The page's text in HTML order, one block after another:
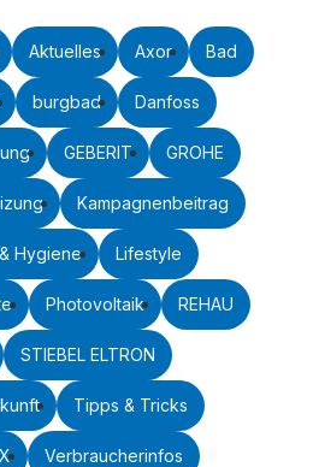
Aktuelles Axor Bad
burgbad Danfoss
GEBERIT GROHE
Kampagnenbeitrag
Hygiene Lifestyle
Photovoltaik REHAU
STIEBEL ELTRON
Tipps & Tricks
Verbraucherinfos